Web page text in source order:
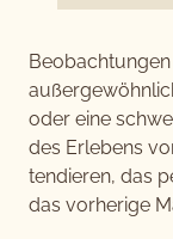
oder eine
des Erlebens
tendieren, das
das vorherige